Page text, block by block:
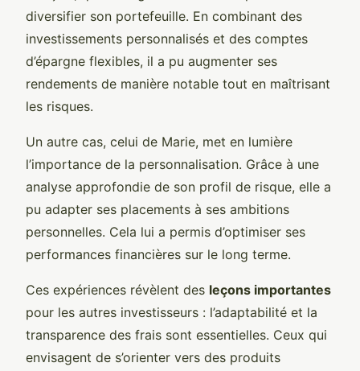
diversifier son portefeuille. En combinant des
investissements personnalisés et des comptes
d’épargne flexibles, il a pu augmenter ses
rendements de manière notable tout en maîtrisant
les risques.
Un autre cas, celui de Marie, met en lumière
l’importance de la personnalisation. Grâce à une
analyse approfondie de son profil de risque, elle a
pu adapter ses placements à ses ambitions
personnelles. Cela lui a permis d’optimiser ses
performances financières sur le long terme.
Ces expériences révèlent des leçons importantes
pour les autres investisseurs : l’adaptabilité et la
transparence des frais sont essentielles. Ceux qui
envisagent de s’orienter vers des produits